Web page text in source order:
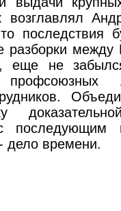
возглавлял
последствия
разборки
еще не
последующим
дело времени.